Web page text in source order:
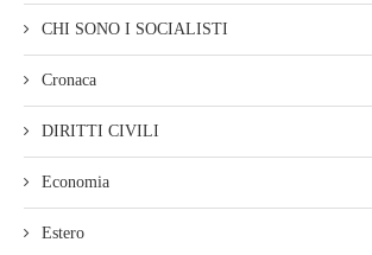
CHI SONO I SOCIALISTI
Cronaca
DIRITTI CIVILI
Economia
Estero